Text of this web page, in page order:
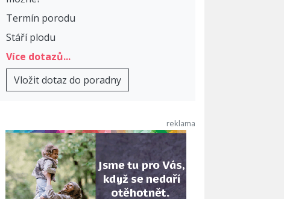
Termín porodu
Stáří plodu
Více dotazů...
Vložit dotaz do poradny